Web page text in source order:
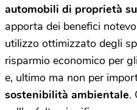
automobili di proprietà
apporta dei benefici
utilizzo ottimizzato degli
risparmio economico per
e, ultimo ma non per
sostenibilità ambientale.